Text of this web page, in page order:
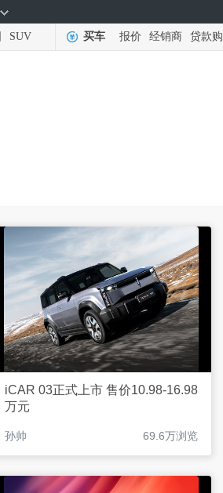
SUV 买车 报价 经销商 贷款购
iCAR 03正式上市 售价10.98-16.98
万元
孙帅 69.6万浏览